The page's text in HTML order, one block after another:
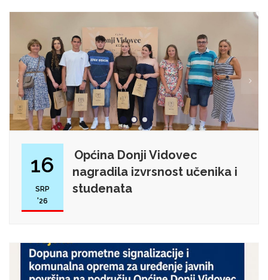
16
SRP
'26
Općina Donji Vidovec
nagradila izvrsnost učenika i
studenata